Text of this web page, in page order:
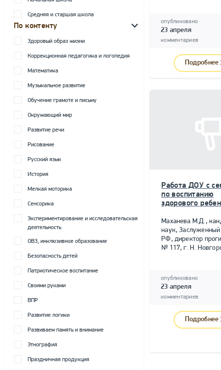
Средняя и старшая школа
По контенту
Здоровый образ жизни
Коррекционная педагогика и логопедия
Математика
Музыкальное развитие
Обучение грамоте и письму
Окружающий мир
Развитие речи
Рисование
Русский язык
История
Мелкая моторика
Сенсорика
Экспериментирование и исследовательская
деятельность
ОВЗ, инклюзивное образование
Безопасность детей
Патриотическое воспитание
Своими руками
ВПР
Развитие логики
Развиваем память и внимание
Этнография
Праздничная продукция
опубликовано
23 апреля
комментариев
Подробнее
Работа ДОУ с
по воспитанию
здорового
Маханева М.Д.,
наук, Заслуженный
РФ, директор
№ 117, г. Н.
опубликовано
23 апреля
комментариев
Подробнее